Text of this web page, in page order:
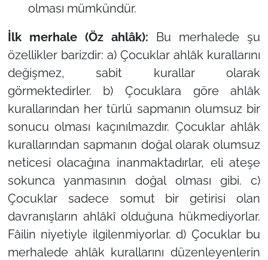
olması mümkündür.
İlk merhale (Öz ahlâk): Bu merhalede şu
özellikler barizdir: a) Çocuklar ahlâk kurallarını
değişmez, sabit kurallar olarak
görmektedirler. b) Çocuklara göre ahlâk
kurallarından her türlü sapmanın olumsuz bir
sonucu olması kaçınılmazdır. Çocuklar ahlâk
kurallarından sapmanın doğal olarak olumsuz
neticesi olacağına inanmaktadırlar, eli ateşe
sokunca yanmasının doğal olması gibi. c)
Çocuklar sadece somut bir getirisi olan
davranışların ahlâkî olduğuna hükmediyorlar.
Fâilin niyetiyle ilgilenmiyorlar. d) Çocuklar bu
merhalede ahlâk kurallarını düzenleyenlerin